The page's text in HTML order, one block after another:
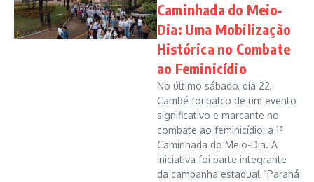
Caminhada do Meio-
Dia: Uma Mobilização
Histórica no Combate
ao Feminicídio
No último sábado, dia 22,
Cambé foi palco de um evento
significativo e marcante no
combate ao feminicídio: a 1ª
Caminhada do Meio-Dia. A
iniciativa foi parte integrante
da campanha estadual “Paraná